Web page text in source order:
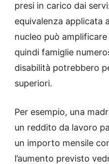
presi in carico dai
equivalenza applicata
nucleo può
quindi famiglie
disabilità potrebbero
superiori.
Per esempio, una
un reddito da lavoro
un importo mensile
l’aumento previsto